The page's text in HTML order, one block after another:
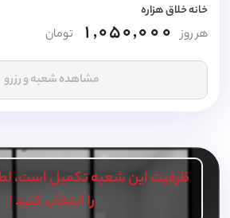
خانه خلاق هزاره
هر روز 1,050,000 تومان
مشاهده شعبه و رزرو
ظرفیت این شعبه تکمیل است،
را انتخاب کنید !